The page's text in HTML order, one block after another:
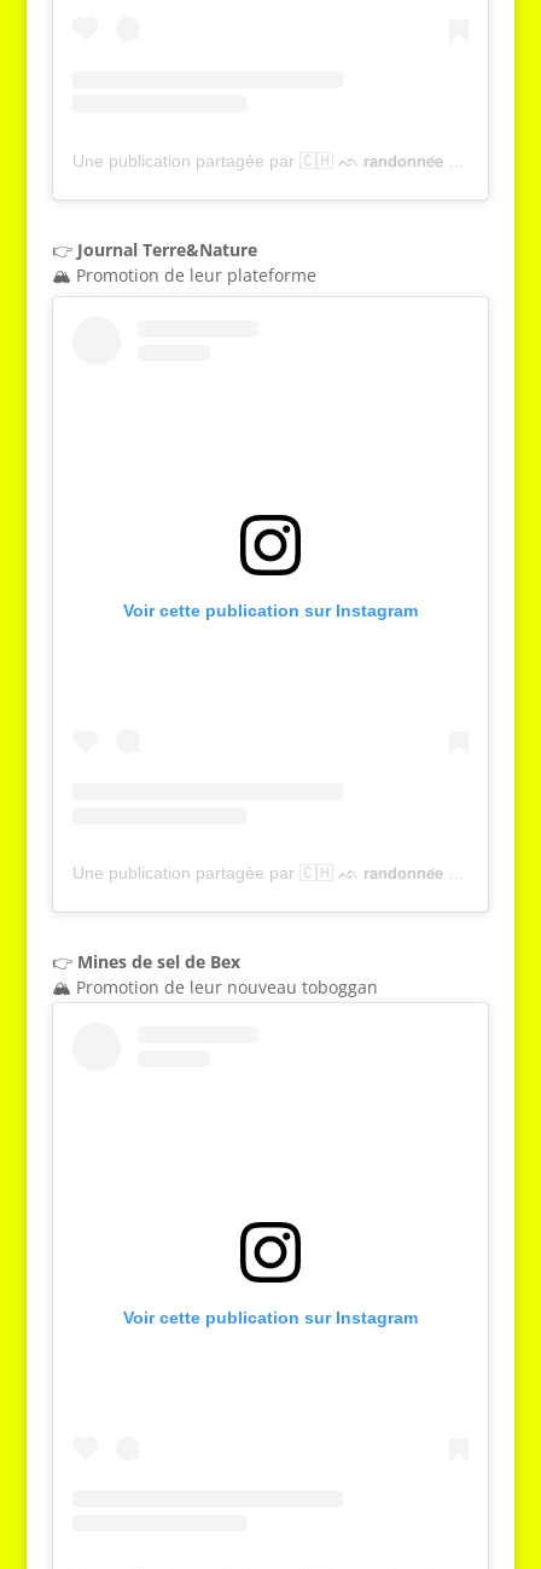
👉 Journal Terre&Nature
🏔️ Promotion de leur plateforme
Voir cette publication sur Instagram
👉 Mines de sel de Bex
🏔️ Promotion de leur nouveau toboggan
Voir cette publication sur Instagram